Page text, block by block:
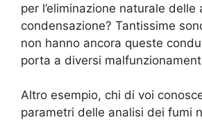
per l’eliminazione naturale delle
condensazione? Tantissime
non hanno ancora queste
porta a diversi
Altro esempio, chi di voi
parametri delle analisi dei fumi